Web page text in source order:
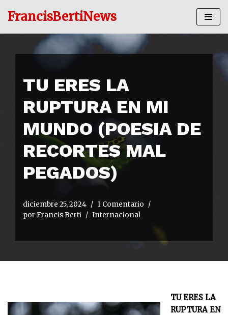
contenido
FrancisBertiNews
TU ERES LA
RUPTURA EN MI
MUNDO (POESIA DE
RECORTES MAL
PEGADOS)
diciembre 25, 2024
1 Comentario
por Francis Berti Internacional
TU ERES LA
RUPTURA EN